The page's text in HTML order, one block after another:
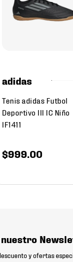
adidas
Tenis adidas Futbol
Deportivo III IC Niño
IF1411
$999.00
nuestro
y ofertas